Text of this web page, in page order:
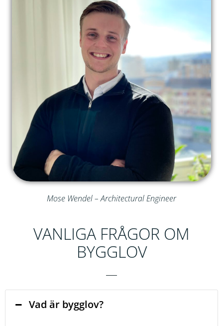
Mose Wendel – Architectural Engineer
VANLIGA FRÅGOR OM
BYGGLOV
Vad är bygglov?